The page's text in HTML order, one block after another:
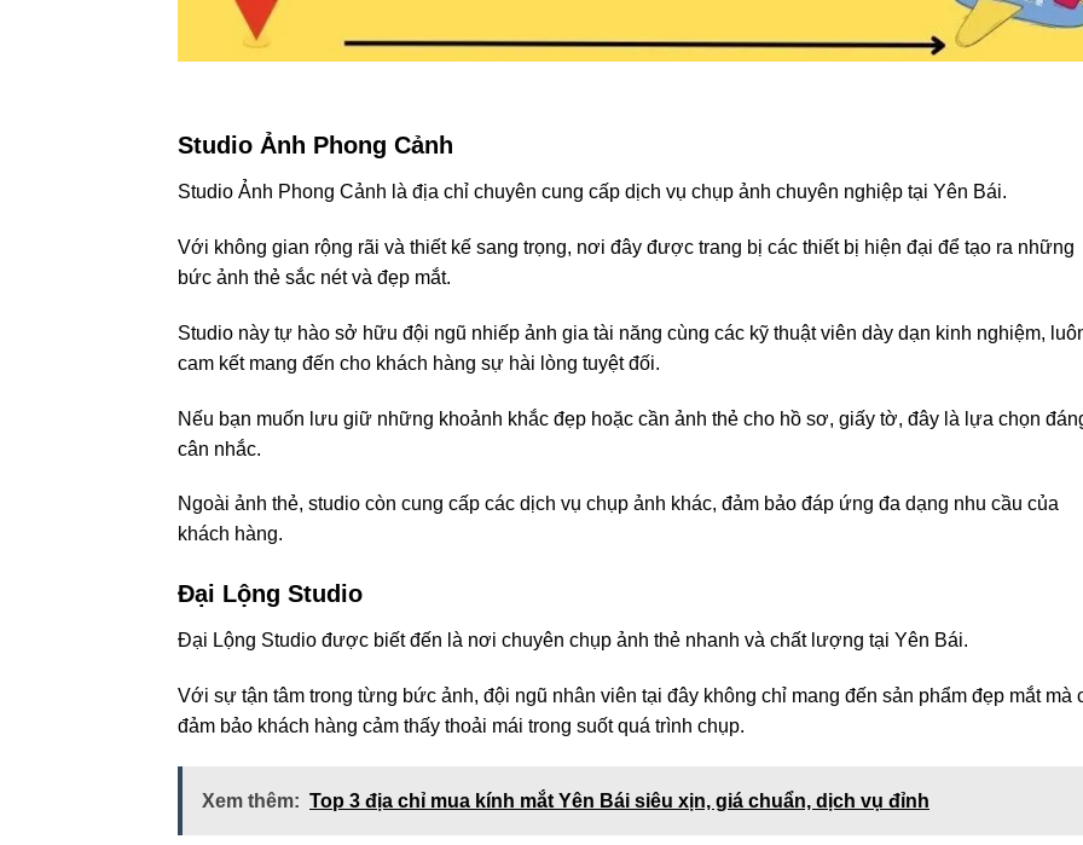
Studio Ảnh Phong Cảnh
Studio Ảnh Phong Cảnh là địa chỉ chuyên cung cấp dịch vụ chụp ảnh chuyên nghiệp tại Yên Bái.
Với không gian rộng rãi và thiết kế sang trọng, nơi đây được trang bị các thiết bị hiện đại để tạo ra những
bức ảnh thẻ sắc nét và đẹp mắt.
Studio này tự hào sở hữu đội ngũ nhiếp ảnh gia tài năng cùng các kỹ thuật viên dày dạn kinh nghiệm,
cam kết mang đến cho khách hàng sự hài lòng tuyệt đối.
Nếu bạn muốn lưu giữ những khoảnh khắc đẹp hoặc cần ảnh thẻ cho hồ sơ, giấy tờ, đây là lựa chọn
cân nhắc.
Ngoài ảnh thẻ, studio còn cung cấp các dịch vụ chụp ảnh khác, đảm bảo đáp ứng đa dạng nhu cầu của
khách hàng.
Đại Lộng Studio
Đại Lộng Studio được biết đến là nơi chuyên chụp ảnh thẻ nhanh và chất lượng tại Yên Bái.
Với sự tận tâm trong từng bức ảnh, đội ngũ nhân viên tại đây không chỉ mang đến sản phẩm đẹp mắt mà
đảm bảo khách hàng cảm thấy thoải mái trong suốt quá trình chụp.
Xem thêm: Top 3 địa chỉ mua kính mắt Yên Bái siêu xịn, giá chuẩn, dịch vụ đỉnh